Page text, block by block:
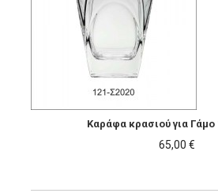
Καράφα κρασιού για Γάμο
65,00 €